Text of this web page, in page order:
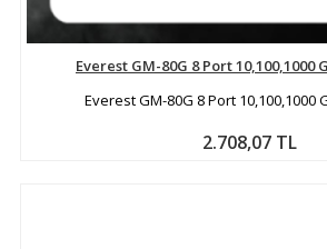
Everest GM-80G 8 Port 10,100,1000
Everest GM-80G 8 Port 10,100,1000
2.708,07 TL